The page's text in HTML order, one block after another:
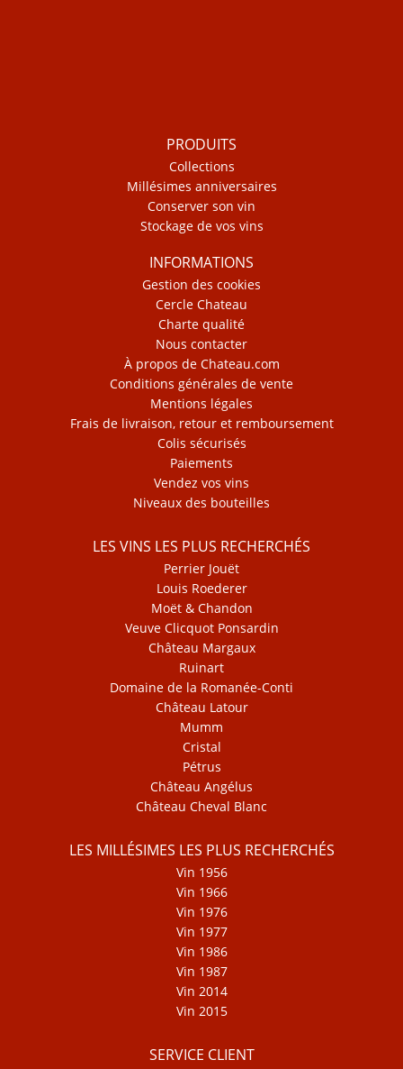
PRODUITS
Collections
Millésimes anniversaires
Conserver son vin
Stockage de vos vins
INFORMATIONS
Gestion des cookies
Cercle Chateau
Charte qualité
Nous contacter
À propos de Chateau.com
Conditions générales de vente
Mentions légales
Frais de livraison, retour et remboursement
Colis sécurisés
Paiements
Vendez vos vins
Niveaux des bouteilles
LES VINS LES PLUS RECHERCHÉS
Perrier Jouët
Louis Roederer
Moët & Chandon
Veuve Clicquot Ponsardin
Château Margaux
Ruinart
Domaine de la Romanée-Conti
Château Latour
Mumm
Cristal
Pétrus
Château Angélus
Château Cheval Blanc
LES MILLÉSIMES LES PLUS RECHERCHÉS
Vin 1956
Vin 1966
Vin 1976
Vin 1977
Vin 1986
Vin 1987
Vin 2014
Vin 2015
SERVICE CLIENT